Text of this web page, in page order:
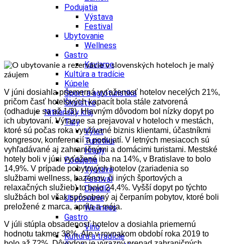
Podujatia
Výstava
Festival
Ubytovanie
Wellness
Gastro
Kaviarne
Kultúra a tradície
Kúpele
Šport a agroturistika
Školstvo
Nitriansky kraj
Tipy
Výlet
Turistika
Hrady
Podujatia
Výstava
Festival
Divadlo
Ubytovanie
Wellness
Gastro
Víno
Kultúra a tradície
V júni dosiahla priemerná vyťaženosť hotelov necelých 21%,
pričom časť hotelových kapacít bola stále zatvorená
(odhaduje sa až 1/3). Hlavným dôvodom bol nízky dopyt po
ich ubytovaní. Výrazne sa prejavoval v hoteloch v mestách,
ktoré sú počas roka využívané biznis klientami, účastníkmi
kongresov, konferencií a podujatí. V letných mesiacoch sú
vyhľadávané aj zahraničnými a domácimi turistami. Mestské
hotely boli v júni vyťažené iba na 14%, v Bratislave to bolo
14,9%. V prípade pobytových hotelov (zariadenia so
službami wellness, bazénov, či iných športových a
relaxačných služieb) to bolo 24,4%. Vyšší dopyt po týchto
službách bol však spôsobený aj čerpaním pobytov, ktoré boli
preložené z marca, apríla a mája.
V júli stúpla obsadenosť hotelov a dosiahla priemernú
hodnotu takmer 38%. Ale v rovnakom období roka 2019 to